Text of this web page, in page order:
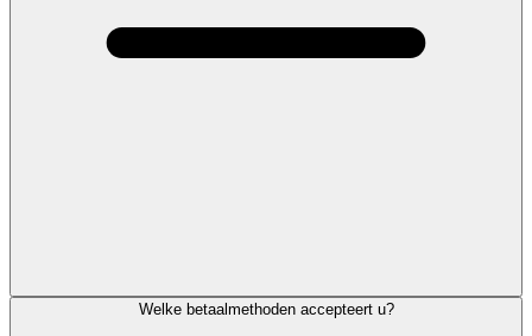
Welke betaalmethoden accepteert u?